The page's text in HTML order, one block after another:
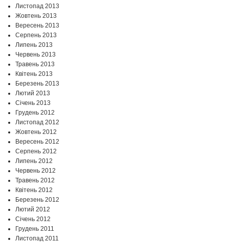
Листопад 2013
Жовтень 2013
Вересень 2013
Серпень 2013
Липень 2013
Червень 2013
Травень 2013
Квітень 2013
Березень 2013
Лютий 2013
Січень 2013
Грудень 2012
Листопад 2012
Жовтень 2012
Вересень 2012
Серпень 2012
Липень 2012
Червень 2012
Травень 2012
Квітень 2012
Березень 2012
Лютий 2012
Січень 2012
Грудень 2011
Листопад 2011